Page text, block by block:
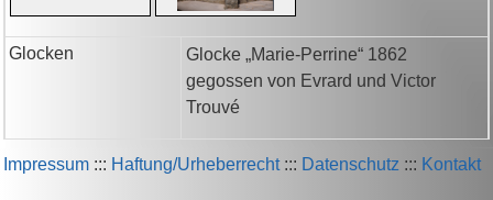
Glocken
Glocke „Marie-Perrine“ 1862
gegossen von Evrard und Victor
Trouvé
Impressum ::: Haftung/Urheberrecht::: Datenschutz ::: Kontakt